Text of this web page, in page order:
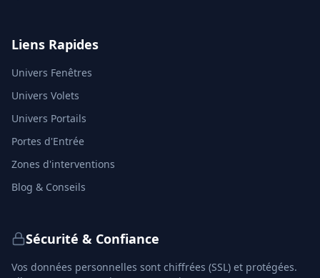
Liens Rapides
Univers Fenêtres
Univers Volets
Univers Portails
Portes d'Entrée
Zones d'interventions
Blog & Conseils
Sécurité & Confiance
Vos données personnelles sont chiffrées (SSL) et protégées.